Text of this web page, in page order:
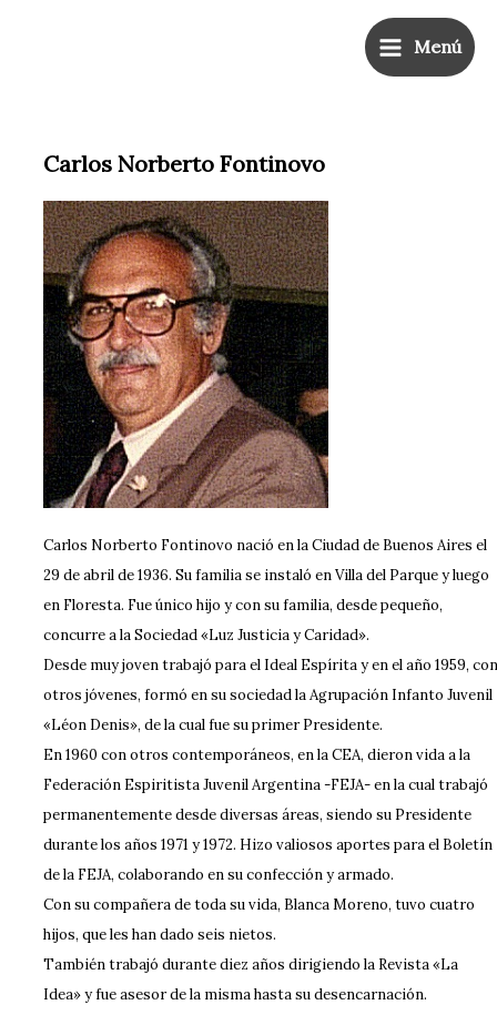
Main
Menu
Menú
Carlos Norberto Fontinovo
Carlos Norberto Fontinovo nació en la Ciudad de Buenos Aires el
29 de abril de 1936. Su familia se instaló en Villa del Parque y luego
en Floresta. Fue único hijo y con su familia, desde pequeño,
concurre a la Sociedad «Luz Justicia y Caridad».
Desde muy joven trabajó para el Ideal Espírita y en el año 1959, con
otros jóvenes, formó en su sociedad la Agrupación Infanto Juvenil
«Léon Denis», de la cual fue su primer Presidente.
En 1960 con otros contemporáneos, en la CEA, dieron vida a la
Federación Espiritista Juvenil Argentina -FEJA- en la cual trabajó
permanentemente desde diversas áreas, siendo su Presidente
durante los años 1971 y 1972. Hizo valiosos aportes para el Boletín
de la FEJA, colaborando en su confección y armado.
Con su compañera de toda su vida, Blanca Moreno, tuvo cuatro
hijos, que les han dado seis nietos.
También trabajó durante diez años dirigiendo la Revista «La
Idea» y fue asesor de la misma hasta su desencarnación.